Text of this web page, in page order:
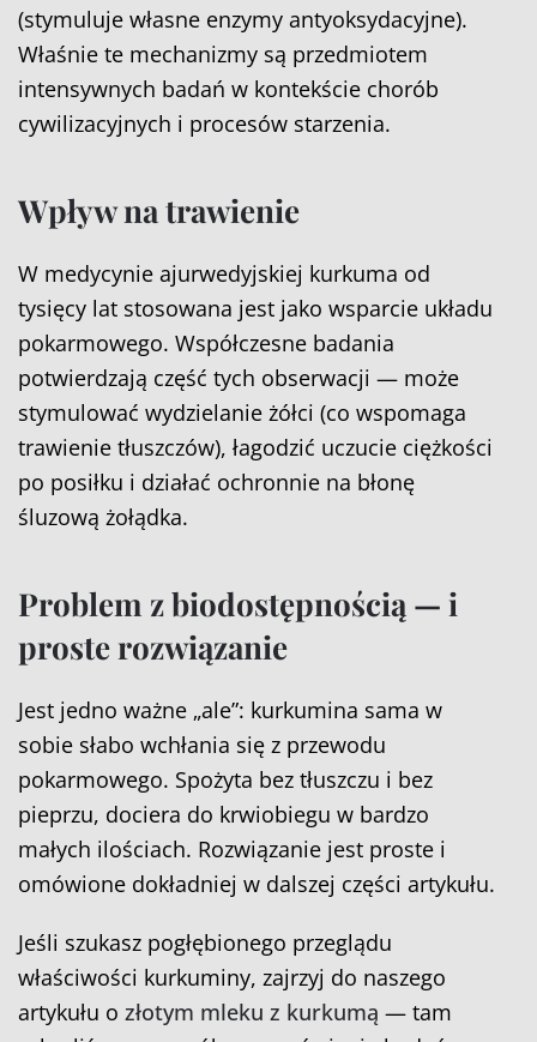
(stymuluje własne enzymy antyoksydacyjne).
Właśnie te mechanizmy są przedmiotem
intensywnych badań w kontekście chorób
cywilizacyjnych i procesów starzenia.
Wpływ na trawienie
W medycynie ajurwedyjskiej kurkuma od
tysięcy lat stosowana jest jako wsparcie układu
pokarmowego. Współczesne badania
potwierdzają część tych obserwacji — może
stymulować wydzielanie żółci (co wspomaga
trawienie tłuszczów), łagodzić uczucie ciężkości
po posiłku i działać ochronnie na błonę
śluzową żołądka.
Problem z biodostępnością — i
proste rozwiązanie
Jest jedno ważne „ale”: kurkumina sama w
sobie słabo wchłania się z przewodu
pokarmowego. Spożyta bez tłuszczu i bez
pieprzu, dociera do krwiobiegu w bardzo
małych ilościach. Rozwiązanie jest proste i
omówione dokładniej w dalszej części artykułu.
Jeśli szukasz pogłębionego przeglądu
właściwości kurkuminy, zajrzyj do naszego
artykułu o złotym mleku z kurkumą — tam